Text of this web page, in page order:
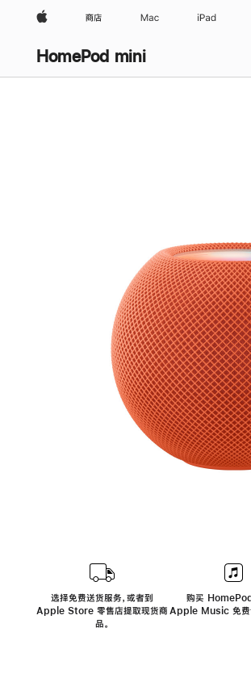
Apple 商店 Mac iPad
HomePod mini
选择免费送货服务，或者到
Apple Store 零售店提取现货商
品。
购买
Apple Music 免费